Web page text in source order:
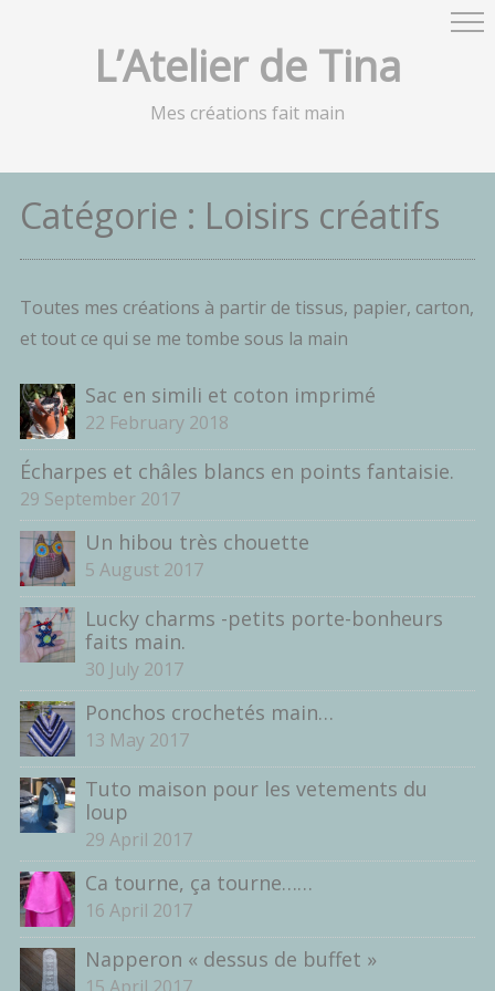
L’Atelier de Tina
Mes créations fait main
Catégorie : Loisirs créatifs
Toutes mes créations à partir de tissus, papier, carton,
et tout ce qui se me tombe sous la main
Sac en simili et coton imprimé
22 February 2018
Écharpes et châles blancs en points fantaisie.
29 September 2017
Un hibou très chouette
5 August 2017
Lucky charms -petits porte-bonheurs
faits main.
30 July 2017
Ponchos crochetés main…
13 May 2017
Tuto maison pour les vetements du
loup
29 April 2017
Ca tourne, ça tourne……
16 April 2017
Napperon « dessus de buffet »